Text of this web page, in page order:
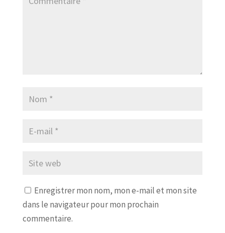
Enregistrer mon nom, mon e-mail et mon site
dans le navigateur pour mon prochain
commentaire.